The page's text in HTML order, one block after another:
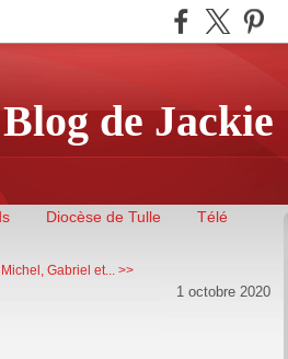
de Jackie
Diocèse de Tulle Télé
Gabriel et... >>
1 octobre 2020